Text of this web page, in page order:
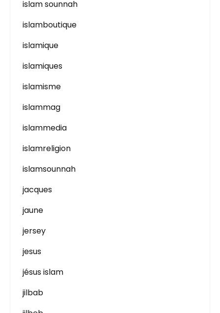
islam sounnah
islamboutique
islamique
islamiques
islamisme
islammag
islammedia
islamreligion
islamsounnah
jacques
jaune
jersey
jesus
jésus islam
jilbab